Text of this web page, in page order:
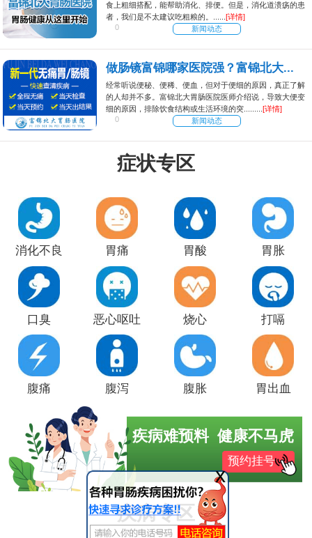
食上粗细搭配，能帮助消化、排便。但是，消化道溃疡的患
者，我们是不太建议吃粗粮的。......[详情]
0
新闻动态
做肠镜富锦哪家医院强？富锦北大...
经常听说便秘、便稀、便血，但对于便细的原因，真正了解
的人却并不多。富锦北大胃肠医院医师介绍说，导致大便变
细的原因，排除饮食结构或生活环境的突.........[详情]
0
新闻动态
症状专区
消化不良 胃痛 胃酸 胃胀
口臭 恶心呕吐 烧心 打嗝
腹痛 腹泻 腹胀 胃出血
疾病难预料 健康不马虎
预约挂号
疾病专区
x